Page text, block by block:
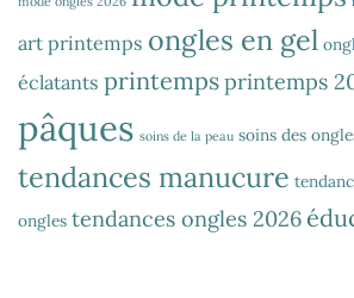
art printemps ongles en gel
éclatants printempsprintemps
pâques soins de la peau soins des
tendances manucure
ongles tendances ongles 2026